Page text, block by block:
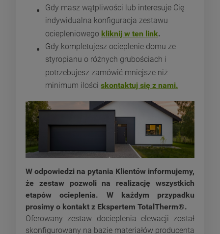
Gdy masz wątpliwości lub interesuje Cię
indywidualna konfiguracja zestawu
ociepleniowego kliknij w ten link.
Gdy kompletujesz ocieplenie domu ze
styropianu o różnych grubościach i
potrzebujesz zamówić mniejsze niż
minimum ilości skontaktuj się z nami.
W odpowiedzi na pytania Klientów informujemy,
że zestaw pozwoli na realizację wszystkich
etapów ocieplenia. W każdym przypadku
prosimy o kontakt z Ekspertem TotalTherm®.
Oferowany zestaw docieplenia elewacji został
skonfigurowany na bazie materiałów producenta